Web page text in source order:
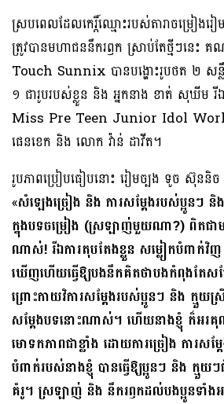
ស្របពេលដែលកេរ្ដិ៍ឈ្មោះរបស់តារាចម្រៀង
ត្រូវបានមហាជននឹករឭក ស្រាប់តែថ្មីៗនេះ
Touch Sunnix បានបង្ហោះរូបថត ២ សន្
១ ជារូបរបស់ខ្លួន និង អ្នកនាង ខាត់ សុឃីម
Miss Pre Teen Junior Idol
ផេនខេក និង លោក វ៉ាន់ ដាវីត។
រូបភាពប្រៀបធៀបនោះ រៀមច្បង ទូច ស៊ុននិច
«សំឡេងច្រៀង និង ការសម្ដែងរបស់ប្អូនៗ
ក្នុងបទចម្រៀង (ស្រឡាញ់មួយណា?) ពិតជា
ណាស់! រីឯការតុបតែងខ្លួន សម្លៀកបំពា
ឃើញហើយធ្វើឱ្យបងនឹកគិតថាបងកំពុងតែសម្
ព្រោះកាយវិការសម្តែងរបស់ប្អូនៗ និង ក្មួ
សម្តែងបទនោះណាស់។ ហើយនាងខ្ញុំ ក៏អរ
មោទកភាពជាខ្លាំង ដោយការច្រៀង ការសម្
បំពាក់របស់នាងខ្ញុំ បានធ្វើឱ្យប្អូនៗ និង ក្មួយ
គំរូ។ ស្រឡាញ់ និង នឹករឭកដល់បងប្អូនទាំងអ